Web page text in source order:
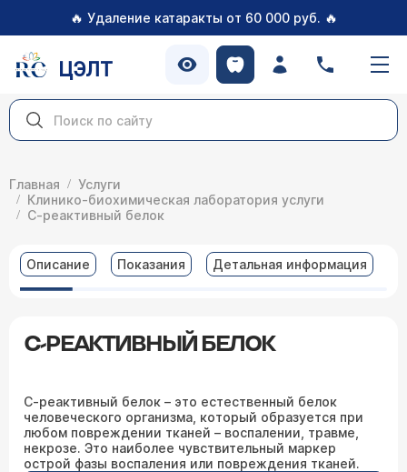
🔥 Удаление катаракты от 60 000 руб. 🔥
ЦЭЛТ
Главная
Услуги
Клинико-биохимическая лаборатория услуги
С-реактивный белок
Описание Показания Детальная информация
С-РЕАКТИВНЫЙ БЕЛОК
С-реактивный белок – это естественный белок
человеческого организма, который образуется при
любом повреждении тканей – воспалении, травме,
некрозе. Это наиболее чувствительный маркер
острой фазы воспаления или повреждения тканей.